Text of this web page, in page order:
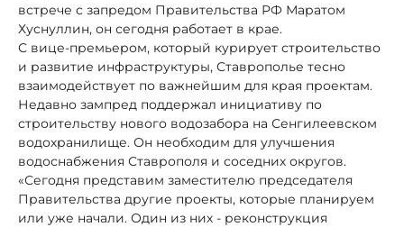
встрече с запредом Правительства РФ Маратом
Хуснуллин, он сегодня работает в крае.
С вице-премьером, который курирует строительство
и развитие инфраструктуры, Ставрополье тесно
взаимодействует по важнейшим для края проектам.
Недавно зампред поддержал инициативу по
строительству нового водозабора на Сенгилеевском
водохранилище. Он необходим для улучшения
водоснабжения Ставрополя и соседних округов.
«Сегодня представим заместителю председателя
Правительства другие проекты, которые планируем
или уже начали. Один из них - реконструкция